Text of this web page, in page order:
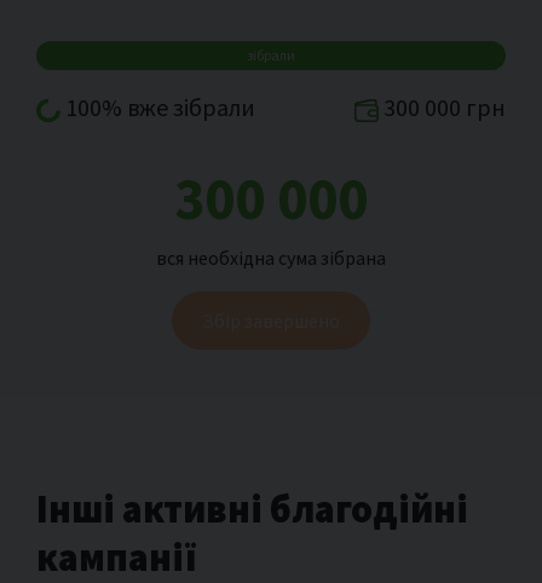
зібрали
100% вже зібрали 300 000 грн
300 000
вся необхідна сума зібрана
Інші активні благодійні
кампанії